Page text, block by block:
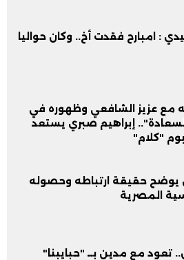
: امبارح فقدت أخ.. وكان حواليا
مع عزيز الشافعي وظهوره في
إبراهيم صبري يستعد
"كلام"
يوضح حقيقة ارتباطه وحصوله
المصرية
تعود مع مدين بــ "حبايبنا"